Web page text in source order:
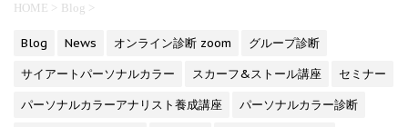
HOME > Blog >
Blog News オンライン診断 zoom
グループ診断
サイアートパーソナルカラー
スカーフ&ストール講座
セミナー
パーソナルカラーアナリスト養成講座
パーソナルカラー診断